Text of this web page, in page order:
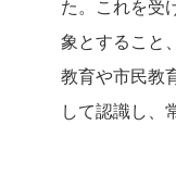
た。これを受
象とすること
教育や市民教
して認識し、